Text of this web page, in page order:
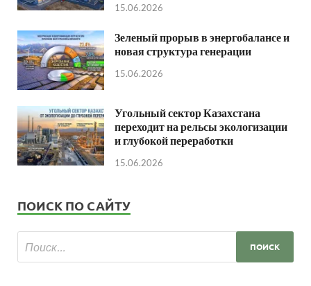
15.06.2026
Зеленый прорыв в энергобалансе и
новая структура генерации
15.06.2026
Угольный сектор Казахстана
переходит на рельсы экологизации
и глубокой переработки
15.06.2026
ПОИСК ПО САЙТУ